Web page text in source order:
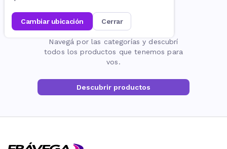
cambiar ubicación cerrar
La página no existe
Navegá por las categorías y descubrí
todos los productos que tenemos para
vos.
Descubrir productos